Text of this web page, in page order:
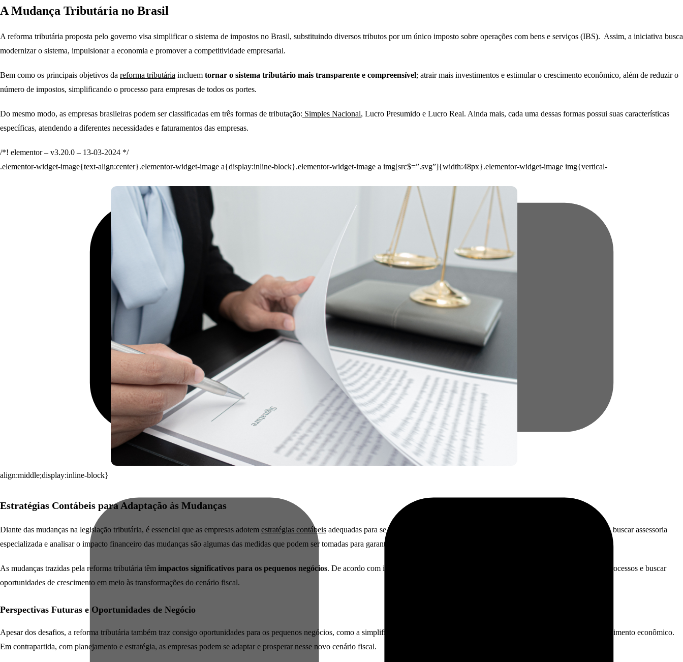
A Mudança Tributária no Brasil
A reforma tributária proposta pelo governo visa simplificar o sistema de impostos no Brasil, substituindo diversos tributos por um único imposto sobre operações com bens e serviços (IBS). Assim, a iniciativa busca
modernizar o sistema, impulsionar a economia e promover a competitividade empresarial.
Bem como os principais objetivos da reforma tributária incluem tornar o sistema tributário mais transparente e compreensível; atrair mais investimentos e estimular o crescimento econômico, além de reduzir o
número de impostos, simplificando o processo para empresas de todos os portes.
Do mesmo modo, as empresas brasileiras podem ser classificadas em três formas de tributação: Simples Nacional, Lucro Presumido e Lucro Real. Ainda mais, cada uma dessas formas possui suas características
específicas, atendendo a diferentes necessidades e faturamentos das empresas.
/*! elementor – v3.20.0 – 13-03-2024 */
.elementor-widget-image{text-align:center}.elementor-widget-image a{display:inline-block}.elementor-widget-image a img[src$=”.svg”]{width:48px}.elementor-widget-image img{vertical-
align:middle;display:inline-block}
Estratégias Contábeis para Adaptação às Mudanças
Diante das mudanças na legislação tributária, é essencial que as empresas adotem estratégias contábeis adequadas para se adaptarem às novas regulamentações. Ou seja, investir em tecnologia, buscar assessoria
especializada e analisar o impacto financeiro das mudanças são algumas das medidas que podem ser tomadas para garantir uma transição suave.
As mudanças trazidas pela reforma tributária têm impactos significativos para os pequenos negócios. De acordo com isso, é preciso se preparar para lidar com novos impostos, ajustar seus processos e buscar
oportunidades de crescimento em meio às transformações do cenário fiscal.
Perspectivas Futuras e Oportunidades de Negócio
Apesar dos desafios, a reforma tributária também traz consigo oportunidades para os pequenos negócios, como a simplificação dos processos, a redução da carga tributária e o estímulo ao crescimento econômico.
Em contrapartida, com planejamento e estratégia, as empresas podem se adaptar e prosperar nesse novo cenário fiscal.